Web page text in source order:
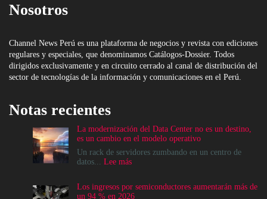
Nosotros
Channel News Perú es una plataforma de negocios y revista con ediciones
regulares y especiales, que denominamos Catálogos-Dossier. Todos
dirigidos exclusivamente y en circuito cerrado al canal de distribución del
sector de tecnologías de la información y comunicaciones en el Perú.
Notas recientes
La modernización del Data Center no es un destino,
es un cambio en el modelo operativo
Un rack de servidores zumbando en un centro de
datos... Lee más:
del
Los ingresos por semiconductores aumentarán más de
un 94 % en 2026